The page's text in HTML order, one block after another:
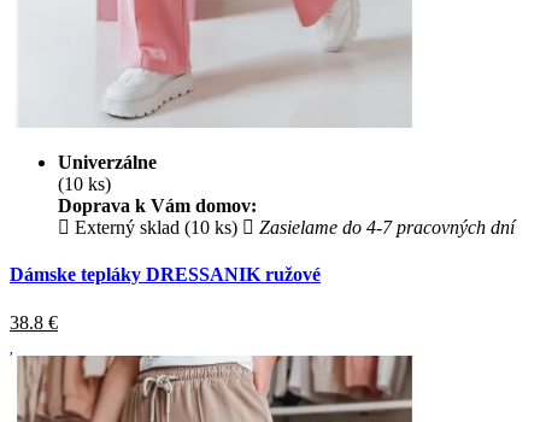
Univerzálne
(10 ks)
Doprava k Vám domov:
Externý sklad (10 ks)
Zasielame do 4-7 pracovných dní
Dámske tepláky DRESSANIK ružové
38.8 €